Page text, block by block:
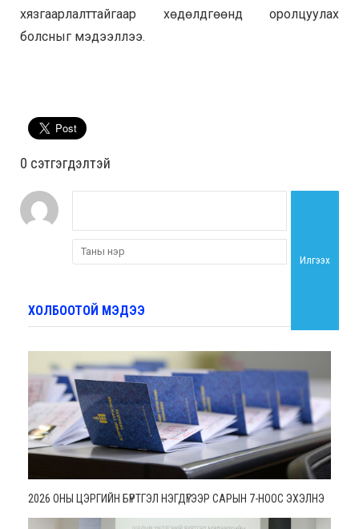
хязгаарлалттайгаар хөдөлдгөөнд оролцуулах
болсныг мэдээллээ.
0 cэтгэгдэлтэй
Илгээх
ХОЛБООТОЙ МЭДЭЭ
2026 ОНЫ ЦЭРГИЙН БҮРТГЭЛ НЭГДҮГЭЭР САРЫН 7-НООС ЭХЭЛНЭ